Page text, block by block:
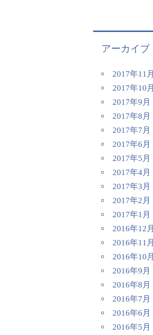
アーカイブ
2017年11月
2017年10月
2017年9月
2017年8月
2017年7月
2017年6月
2017年5月
2017年4月
2017年3月
2017年2月
2017年1月
2016年12月
2016年11月
2016年10月
2016年9月
2016年8月
2016年7月
2016年6月
2016年5月